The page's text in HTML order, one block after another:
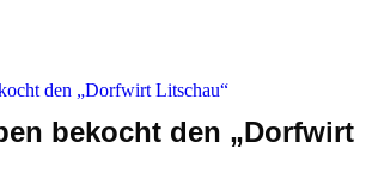
bekocht den „Dorfwirt